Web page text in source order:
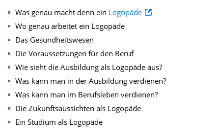
Was genau macht denn ein Logopäde
Wo genau arbeitet ein Logopäde
Das Gesundheitswesen
Die Voraussetzungen für den Beruf
Wie sieht die Ausbildung als Logopäde aus?
Was kann man in der Ausbildung verdienen?
Was kann man im Berufsleben verdienen?
Die Zukunftsaussichten als Logopäde
Ein Studium als Logopäde